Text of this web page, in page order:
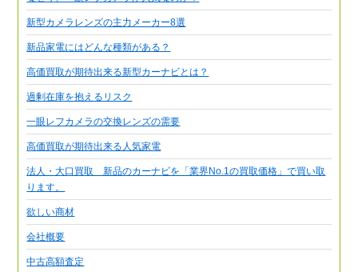
新型カメラレンズの主力メーカー8選
新品家電にはどんな種類がある？
高価買取が期待出来る新型カーナビとは？
過剰在庫を抱えるリスク
一眼レフカメラの交換レンズの需要
高価買取が期待出来る人気家電
法人・大口買取 新品のカーナビを「業界No.1の買取価格」で買い取
ります。
欲しい商材
会社概要
中古高額査定